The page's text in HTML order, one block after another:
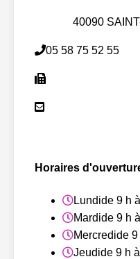
40090
05 58 75 52 55
Horaires
Lundide 9 h
Mardide 9 h
Mercredide 9
Jeudide 9 h